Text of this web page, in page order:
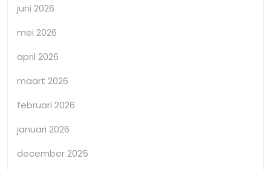
juni 2026
mei 2026
april 2026
maart 2026
februari 2026
januari 2026
december 2025